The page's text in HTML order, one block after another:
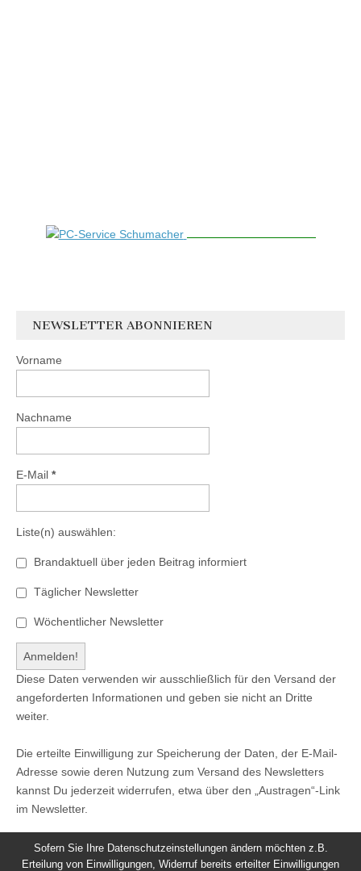
NEWSLETTER ABONNIEREN
Vorname
Nachname
E-Mail *
Liste(n) auswählen:
Brandaktuell über jeden Beitrag informiert
Täglicher Newsletter
Wöchentlicher Newsletter
Diese Daten verwenden wir ausschließlich für den Versand der
angeforderten Informationen und geben sie nicht an Dritte
weiter.
Die erteilte Einwilligung zur Speicherung der Daten, der E-Mail-
Adresse sowie deren Nutzung zum Versand des Newsletters
kannst Du jederzeit widerrufen, etwa über den „Austragen“-Link
im Newsletter.
Sofern Sie Ihre Datenschutzeinstellungen ändern möchten z.B.
Erteilung von Einwilligungen, Widerruf bereits erteilter Einwilligungen